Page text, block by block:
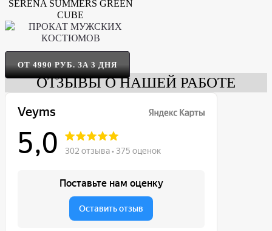
SERENA SUMMERS GREEN
CUBE
ОТ 4990 РУБ. ЗА 3 ДНЯ
ОТЗЫВЫ О НАШЕЙ РАБОТЕ